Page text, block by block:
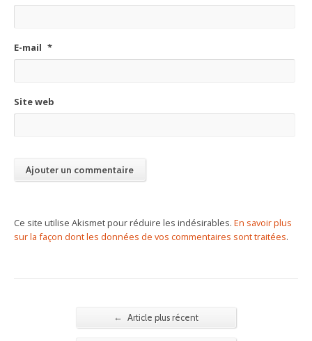
E-mail *
Site web
Ce site utilise Akismet pour réduire les indésirables. En savoir plus
sur la façon dont les données de vos commentaires sont traitées.
← Article plus récent